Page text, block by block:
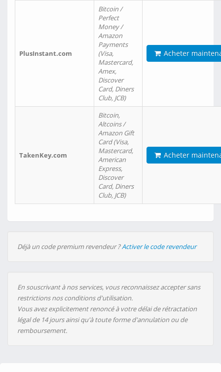
PlusInstant.com
Bitcoin /
Perfect
Money /
Amazon
Payments
(Visa,
Mastercard,
Amex,
Discover
Card, Diners
Club, JCB)
Acheter
TakenKey.com
Bitcoin,
Altcoins /
Amazon Gift
Card (Visa,
Mastercard,
American
Express,
Discover
Card, Diners
Club, JCB)
Acheter
Déjà un code premium revendeur ?Activer le code revendeur
En souscrivant à nos services, vous reconnaissez accepter sans
restrictions nos conditions d'utilisation.
Vous avez explicitement renoncé à votre délai de rétractation
légal de 14 jours ainsi qu'à toute forme d'annulation ou de
remboursement.